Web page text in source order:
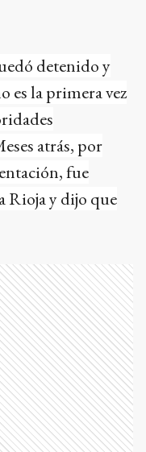
detenido y
es la primera vez
atrás, por
fue
Rioja y dijo que